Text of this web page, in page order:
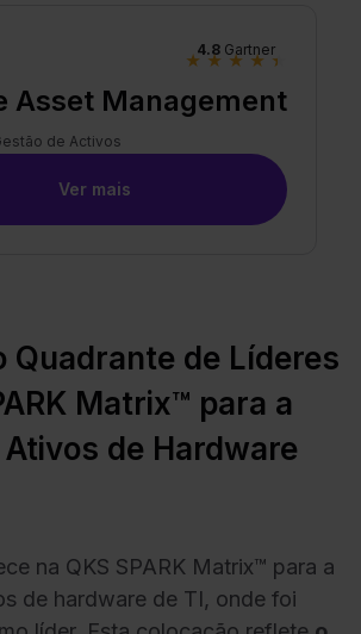
Asset Management
de Activos
4.8 Gartner
★ ★ ★ ★ ★
Ver mais
Quadrante de Líderes
Matrix™ para a
de Hardware
na QKS SPARK Matrix™ para a
de hardware de TI, onde foi